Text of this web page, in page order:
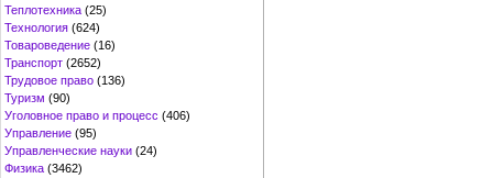
Теплотехника (25)
Технология (624)
Товароведение (16)
Транспорт (2652)
Трудовое право (136)
Туризм (90)
Уголовное право и процесс (406)
Управление (95)
Управленческие науки (24)
Физика (3462)